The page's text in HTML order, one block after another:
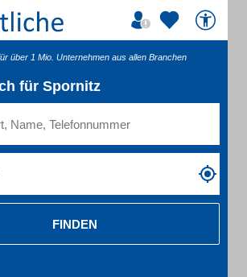
über 1 Mio. Unternehmen aus allen Branchen
für Spornitz
FINDEN